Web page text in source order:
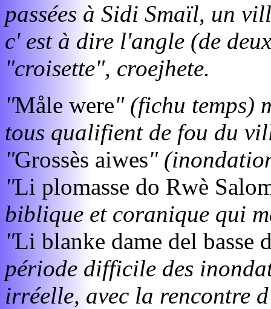
passées à Sidi Smaïl, un
c' est à dire l'angle (de
"croisette", croejhete.
"Måle were" (fichu temps)
tous qualifient de fou du
"Grossès aiwes"
"Li plomasse do Rwè
biblique et coranique qui
"Li blanke dame del basse
période difficile des
irréelle, avec la rencontre